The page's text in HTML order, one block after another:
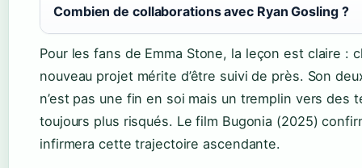
Combien de collaborations avec Ryan Gosling ?
Pour les fans de Emma Stone, la leçon est claire :
nouveau projet mérite d’être suivi de près. Son
n’est pas une fin en soi mais un tremplin vers des
toujours plus risqués. Le film Bugonia (2025)
infirmera cette trajectoire ascendante.